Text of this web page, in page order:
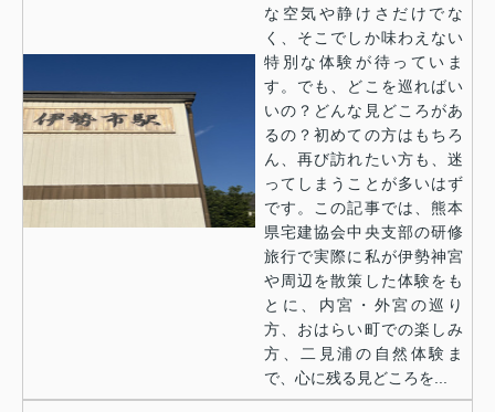
な空気や静けさだけでな
く、そこでしか味わえない
特別な体験が待っていま
す。でも、どこを巡ればい
いの？どんな見どころがあ
るの？初めての方はもちろ
ん、再び訪れたい方も、迷
ってしまうことが多いはず
です。この記事では、熊本
県宅建協会中央支部の研修
旅行で実際に私が伊勢神宮
や周辺を散策した体験をも
とに、内宮・外宮の巡り
方、おはらい町での楽しみ
方、二見浦の自然体験ま
で、心に残る見どころを...